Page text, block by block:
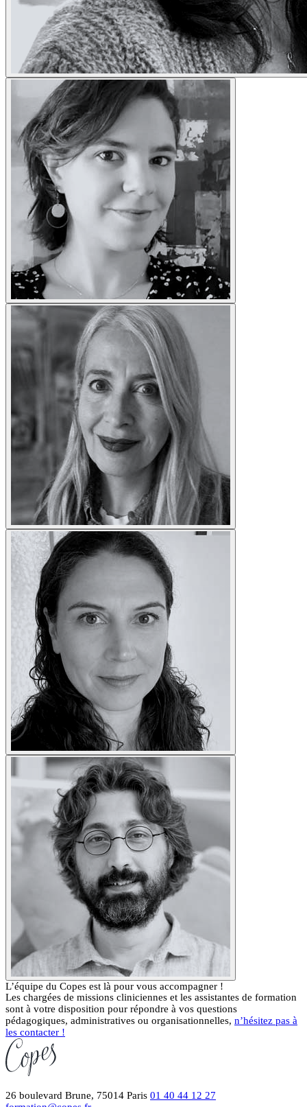
L’équipe du Copes est là pour vous accompagner !
Les chargées de missions cliniciennes et les assistantes de formation
sont à votre disposition pour répondre à vos questions
pédagogiques, administratives ou organisationnelles, n’hésitez pas à
les contacter !
26 boulevard Brune, 75014 Paris 01 40 44 12 27